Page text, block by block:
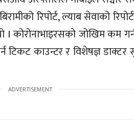
रिपोर्ट, ल्याब सेवाको
I कोरोनाभाइरसको जोखिम कम
काउन्टर र विशेषज्ञ डाक्टर